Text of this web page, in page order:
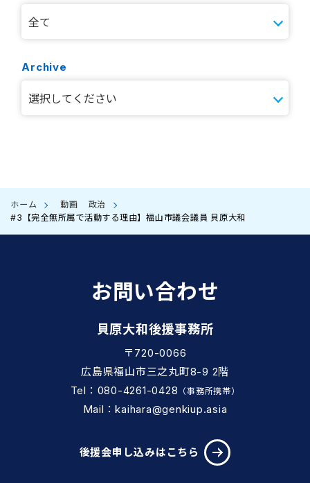
Archive
ホーム 動画
政治
#3【完全無所属で活動する理由】福山市議会議員 貝原大和
お問い合わせ
貝原大和後援事務所
〒720-0066
広島県福山市三之丸町8-9 2階
Tel：080-4261-0428 （事務所携帯）
Mail：kaihara@genkiup.asia
後援会申し込みはこちら